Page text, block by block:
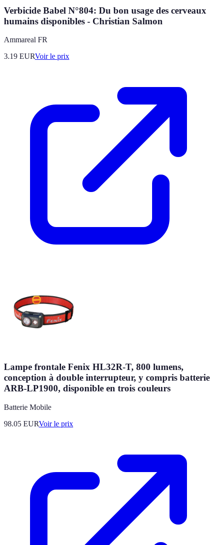
Verbicide Babel N°804: Du bon usage des cerveaux
humains disponibles - Christian Salmon
Ammareal FR
3.19 EURVoir le prix
Lampe frontale Fenix HL32R-T, 800 lumens,
conception à double interrupteur, y compris batterie
ARB-LP1900, disponible en trois couleurs
Batterie Mobile
98.05 EURVoir le prix